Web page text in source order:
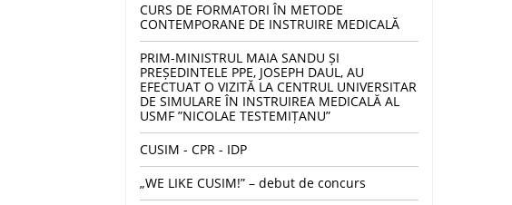
CURS DE FORMATORI ÎN METODE
CONTEMPORANE DE INSTRUIRE MEDICALĂ
PRIM-MINISTRUL MAIA SANDU ȘI
PREȘEDINTELE PPE, JOSEPH DAUL, AU
EFECTUAT O VIZITĂ LA CENTRUL UNIVERSITAR
DE SIMULARE ÎN INSTRUIREA MEDICALĂ AL
USMF ”NICOLAE TESTEMIȚANU”
CUSIM - CPR - IDP
„WE LIKE CUSIM!” – debut de concurs